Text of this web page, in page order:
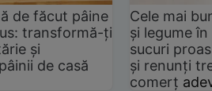
de făcut pâine
transformă-ți
și
de casă
Cele mai
și legume
sucuri
și renunți
comerț